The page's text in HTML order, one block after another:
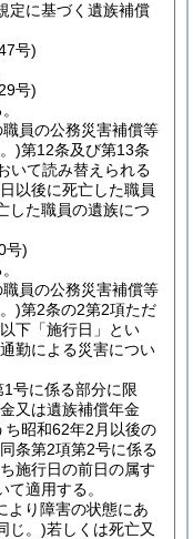
定に基づく遺族補償
号)
号)
員の公務災害補償等
)第12条及び第13条
いて読み替えられる
以後に死亡した職員
した職員の遺族につ
号)
員の公務災害補償等
)第2条の2第2項ただ
下「施行日」とい
勤による災害につい
号に係る部分に限
又は遺族補償年金
ち昭和62年2月以後の
条第2項第2号に係る
施行日の前日の属す
適用する。
より障害の状態にあ
じ。)若しくは死亡又